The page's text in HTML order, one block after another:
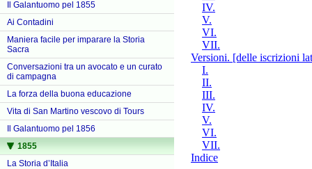
Il Galantuomo pel 1855
Ai Contadini
Maniera facile per imparare la Storia
Sacra
Conversazioni tra un avocato e un curato
di campagna
La forza della buona educazione
Vita di San Martino vescovo di Tours
Il Galantuomo pel 1856
1855
La Storia d’Italia
IV.
V.
VI.
VII.
Versioni. [delle iscrizioni
I.
II.
III.
IV.
V.
VI.
VII.
Indice